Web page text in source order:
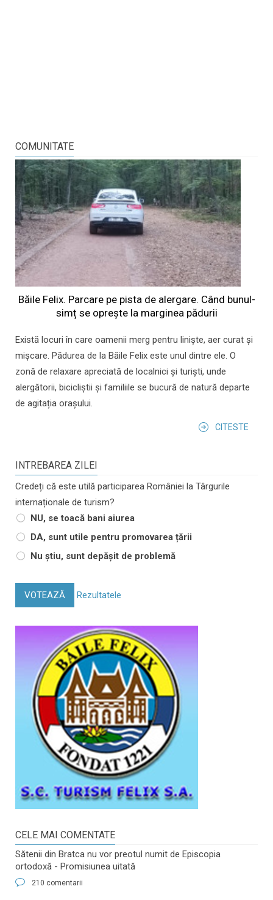
COMUNITATE
Băile Felix. Parcare pe pista de alergare. Când bunul-
simț se oprește la marginea pădurii
Există locuri în care oamenii merg pentru liniște, aer curat și
mișcare. Pădurea de la Băile Felix este unul dintre ele. O
zonă de relaxare apreciată de localnici și turiști, unde
alergătorii, bicicliștii și familiile se bucură de natură departe
de agitația orașului.
CITESTE
INTREBAREA ZILEI
Credeți că este utilă participarea României la Târgurile
internaționale de turism?
NU, se toacă bani aiurea
DA, sunt utile pentru promovarea țării
Nu știu, sunt depășit de problemă
VOTEAZĂ Rezultatele
CELE MAI COMENTATE
Sătenii din Bratca nu vor preotul numit de Episcopia
ortodoxă - Promisiunea uitată
210 comentarii